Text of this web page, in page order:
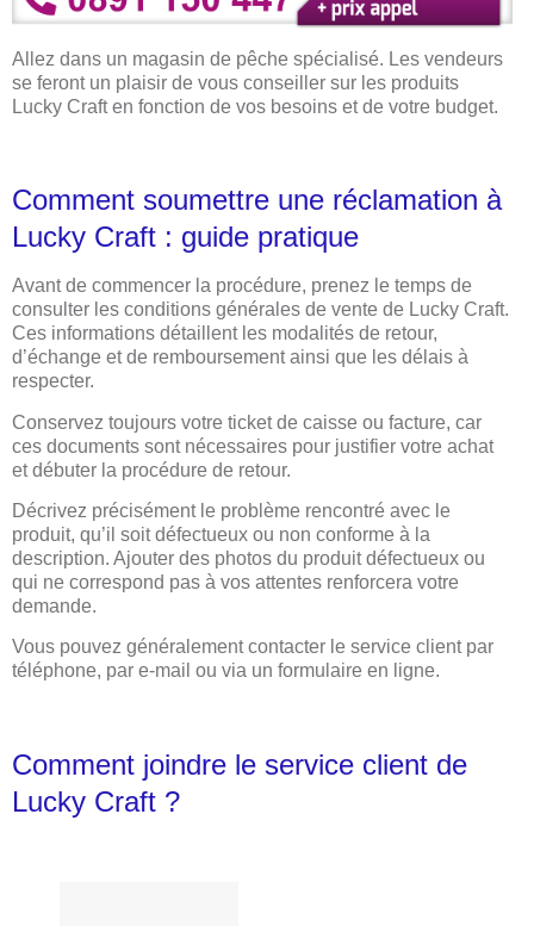
Allez dans un magasin de pêche spécialisé. Les vendeurs
se feront un plaisir de vous conseiller sur les produits
Lucky Craft en fonction de vos besoins et de votre budget.
Comment soumettre une réclamation à
Lucky Craft : guide pratique
Avant de commencer la procédure, prenez le temps de
consulter les conditions générales de vente de Lucky Craft.
Ces informations détaillent les modalités de retour,
d’échange et de remboursement ainsi que les délais à
respecter.
Conservez toujours votre ticket de caisse ou facture, car
ces documents sont nécessaires pour justifier votre achat
et débuter la procédure de retour.
Décrivez précisément le problème rencontré avec le
produit, qu’il soit défectueux ou non conforme à la
description. Ajouter des photos du produit défectueux ou
qui ne correspond pas à vos attentes renforcera votre
demande.
Vous pouvez généralement contacter le service client par
téléphone, par e-mail ou via un formulaire en ligne.
Comment joindre le service client de
Lucky Craft ?